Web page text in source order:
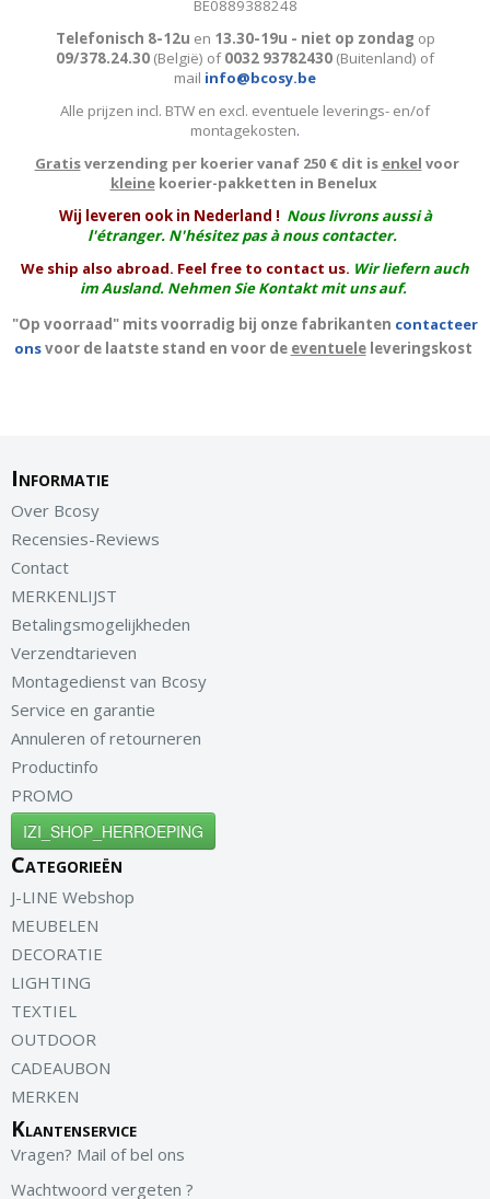
BE0889388248
Telefonisch 8-12u en 13.30-19u - niet op zondag op
09/378.24.30 (België) of0032 93782430 (Buitenland) of
mail info@bcosy.be
Alle prijzen incl. BTW en excl. eventuele leverings- en/of
montagekosten.
Gratisverzending per koerier vanaf 250 € dit is enkel voor
kleinekoerier-pakketten in Benelux
Wij leveren ook in Nederland ! Nous livrons aussi à
l'étranger. N'hésitez pas à nous contacter.
We ship also abroad. Feel free to contact us. Wir liefern auch
im Ausland. Nehmen Sie Kontakt mit uns auf.
"Op voorraad" mits voorradig bij onze fabrikanten contacteer
onsvoor de laatste stand en voor de eventueleleveringskost
Informatie
Over Bcosy
Recensies-Reviews
Contact
MERKENLIJST
Betalingsmogelijkheden
Verzendtarieven
Montagedienst van Bcosy
Service en garantie
Annuleren of retourneren
Productinfo
PROMO
IZI_SHOP_HERROEPING
Categorieën
J-LINE Webshop
MEUBELEN
DECORATIE
LIGHTING
TEXTIEL
OUTDOOR
CADEAUBON
MERKEN
Klantenservice
Vragen? Mail of bel ons
Wachtwoord vergeten ?